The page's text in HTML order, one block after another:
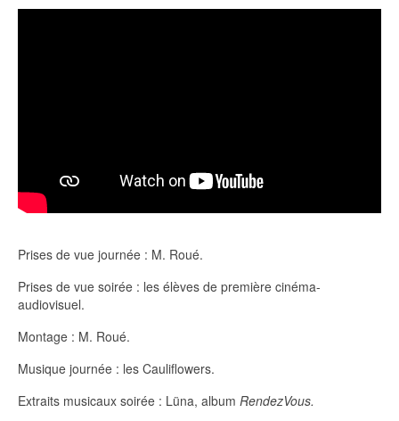
Prises de vue journée : M. Roué.
Prises de vue soirée : les élèves de première cinéma-
audiovisuel.
Montage : M. Roué.
Musique journée : les Cauliflowers.
Extraits musicaux soirée : Lüna, album RendezVous.